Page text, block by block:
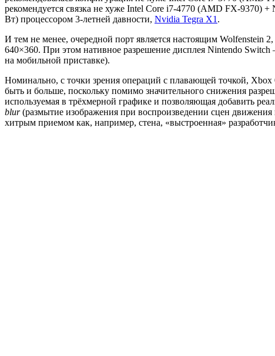
рекомендуется связка не хуже Intel Core i7-4770 (AMD FX-
Вт) процессором 3-летней давности, Nvidia Tegra X1 .
И тем не менее, очередной порт является настоящим Wolfenstein
640×360. При этом нативное разрешение дисплея Nintendo
на мобильной приставке).
Номинально, с точки зрения операций с плавающей точкой,
быть и больше, поскольку помимо значительного снижения
используемая в трёхмерной графике и позволяющая добавить
blur(размытие изображения при воспроизведении сцен
хитрым приемом как, например, стена, «выстроенная»